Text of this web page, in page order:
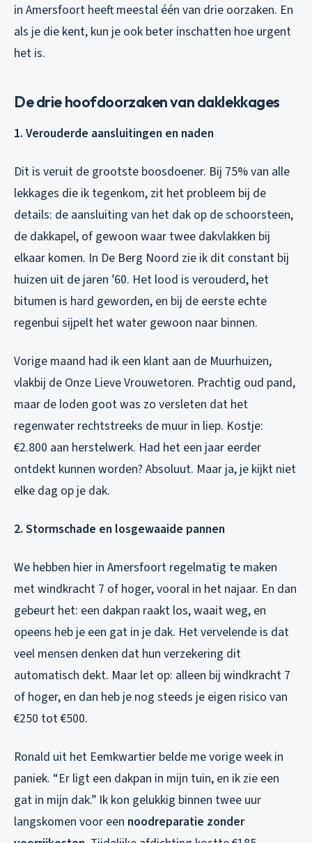
in Amersfoort heeft meestal één van drie oorzaken. En
als je die kent, kun je ook beter inschatten hoe urgent
het is.
De drie hoofdoorzaken van daklekkages
1. Verouderde aansluitingen en naden
Dit is veruit de grootste boosdoener. Bij 75% van alle
lekkages die ik tegenkom, zit het probleem bij de
details: de aansluiting van het dak op de schoorsteen,
de dakkapel, of gewoon waar twee dakvlakken bij
elkaar komen. In De Berg Noord zie ik dit constant bij
huizen uit de jaren ’60. Het lood is verouderd, het
bitumen is hard geworden, en bij de eerste echte
regenbui sijpelt het water gewoon naar binnen.
Vorige maand had ik een klant aan de Muurhuizen,
vlakbij de Onze Lieve Vrouwetoren. Prachtig oud pand,
maar de loden goot was zo versleten dat het
regenwater rechtstreeks de muur in liep. Kostje:
€2.800 aan herstelwerk. Had het een jaar eerder
ontdekt kunnen worden? Absoluut. Maar ja, je kijkt niet
elke dag op je dak.
2. Stormschade en losgewaaide pannen
We hebben hier in Amersfoort regelmatig te maken
met windkracht 7 of hoger, vooral in het najaar. En dan
gebeurt het: een dakpan raakt los, waait weg, en
opeens heb je een gat in je dak. Het vervelende is dat
veel mensen denken dat hun verzekering dit
automatisch dekt. Maar let op: alleen bij windkracht 7
of hoger, en dan heb je nog steeds je eigen risico van
€250 tot €500.
Ronald uit het Eemkwartier belde me vorige week in
paniek. “Er ligt een dakpan in mijn tuin, en ik zie een
gat in mijn dak.” Ik kon gelukkig binnen twee uur
langskomen voor een noodreparatie zonder